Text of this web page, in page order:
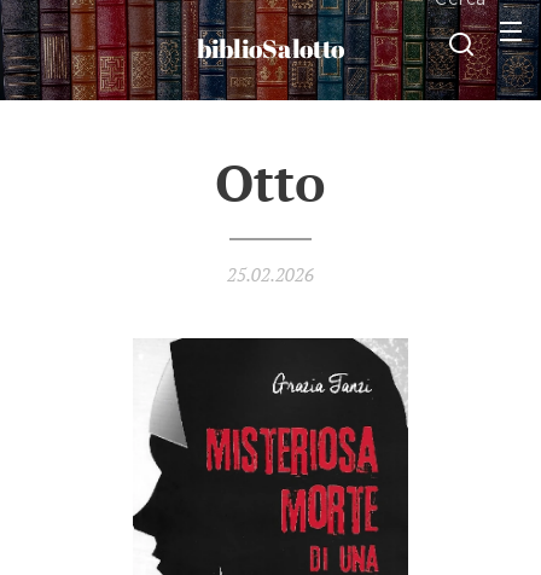
biblioSalotto
Otto
25.02.2026